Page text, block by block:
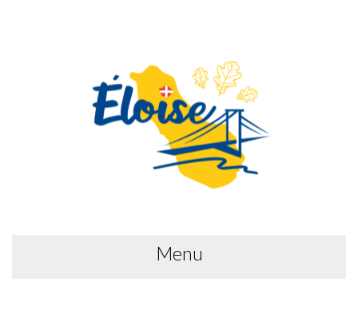
Menu